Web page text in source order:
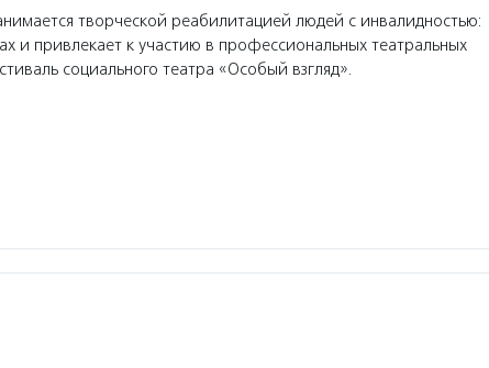
творческой реабилитацией людей с инвалидностью:
и привлекает к участию в профессиональных театральных
социального театра «Особый взгляд».